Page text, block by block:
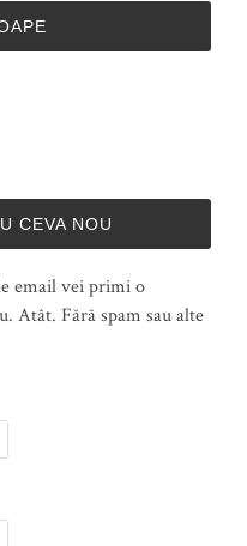
CEVA NOU
email vei primi o
Atât. Fără spam sau alte